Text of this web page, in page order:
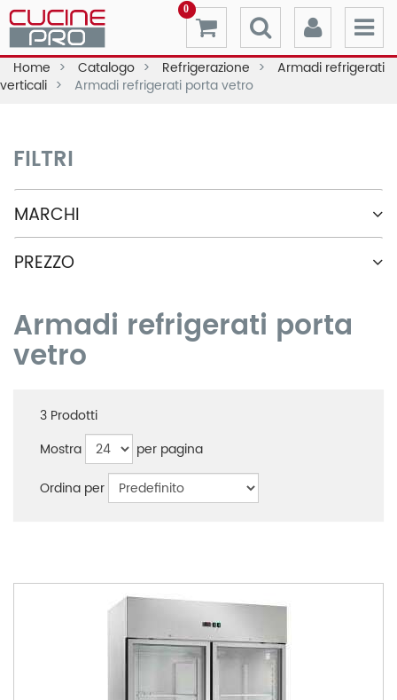
0
Home Catalogo Refrigerazione
Armadi refrigerati
verticali
Armadi refrigerati porta vetro
FILTRI
MARCHI
PREZZO
Armadi refrigerati porta
vetro
3 Prodotti
Mostra
per pagina
Ordina per